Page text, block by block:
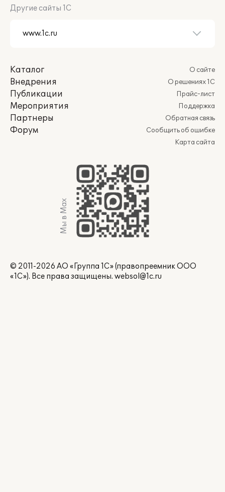
Другие сайты 1С
Каталог
Внедрения
Публикации
Мероприятия
Партнеры
Форум
О сайте
О решениях 1С
Прайс-лист
Поддержка
Обратная связь
Сообщить об ошибке
Карта сайта
Мы в Max
© 2011-2026 АО «Группа 1С» (правопреемник ООО
«1С»). Все права защищены. websol@1c.ru